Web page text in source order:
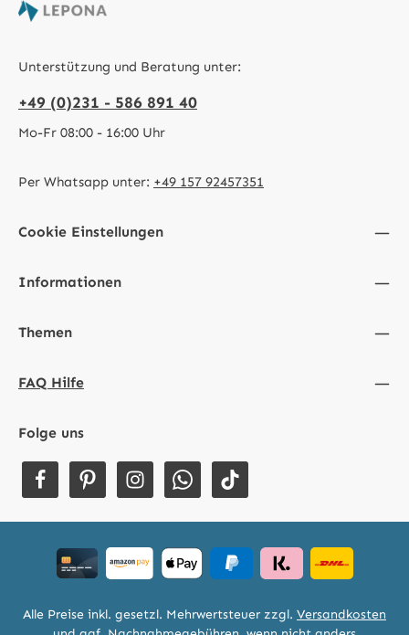
Unterstützung und Beratung unter:
+49 (0)231 - 586 891 40
Mo-Fr 08:00 - 16:00 Uhr
Per Whatsapp unter: +49 157 92457351
Cookie Einstellungen
Informationen
Themen
FAQ Hilfe
Folge uns
Alle Preise inkl. gesetzl. Mehrwertsteuer zzgl. Versandkosten